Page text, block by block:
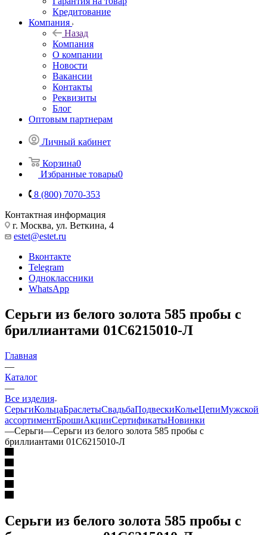
Кредитование
Компания
Назад
Компания
О компании
Новости
Вакансии
Контакты
Реквизиты
Блог
Оптовым партнерам
Личный кабинет
Корзина0
Избранные товары0
8 (800) 7070-353
Контактная информация
г. Москва, ул. Веткина, 4
estet@estet.ru
Вконтакте
Telegram
Одноклассники
WhatsApp
Серьги из белого золота 585 пробы с
бриллиантами 01С6215010-Л
Главная
—
Каталог
—
Все изделия
СерьгиКольцаБраслетыСвадьбаПодвескиКольеЦепиМужской
ассортиментБрошиАкцииСертификатыНовинки
—Серьги—Серьги из белого золота 585 пробы с
бриллиантами 01С6215010-Л
Серьги из белого золота 585 пробы с